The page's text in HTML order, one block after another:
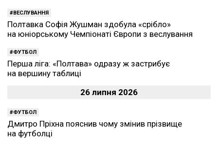
ВЕСЛУВАННЯ
Полтавка Софія Жушман здобула «срібло»
на юніорському Чемпіонаті Європи з веслування
ФУТБОЛ
Перша ліга: «Полтава» одразу ж застрибує
на вершину таблиці
26 липня 2026
ФУТБОЛ
Дмитро Пріхна пояснив чому змінив прізвище
на футболці